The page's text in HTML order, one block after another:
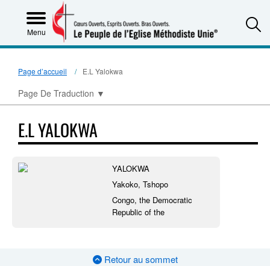
Menu
Page d’accueil E.L Yalokwa
Page De Traduction ▼
E.L YALOKWA
YALOKWA
Yakoko, Tshopo
Congo, the Democratic
Republic of the
Retour au sommet